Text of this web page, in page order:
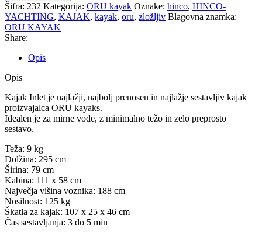
Šifra: 232 Kategorija: ORU kayak Oznake: hinco, HINCO-
YACHTING, KAJAK, kayak, oru, zložljiv Blagovna znamka:
ORU KAYAK
Share:
Opis
Opis
Kajak Inlet je najlažji, najbolj prenosen in najlažje sestavljiv kajak
proizvajalca ORU kayaks.
Idealen je za mirne vode, z minimalno težo in zelo preprosto
sestavo.
Teža: 9 kg
Dolžina: 295 cm
Širina: 79 cm
Kabina: 111 x 58 cm
Največja višina voznika: 188 cm
Nosilnost: 125 kg
Škatla za kajak: 107 x 25 x 46 cm
Čas sestavljanja: 3 do 5 min